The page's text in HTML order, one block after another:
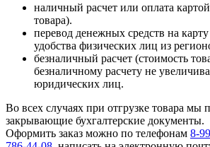
наличный расчет или оплата
товара).
перевод денежных средств на
удобства физических лиц из
безналичный расчет (стоимость
безналичному расчету не
юридических лиц.
Во всех случаях при отгрузке товара мы
закрывающие бухгалтерские документы.
Оформить заказ можно по телефонам 8-